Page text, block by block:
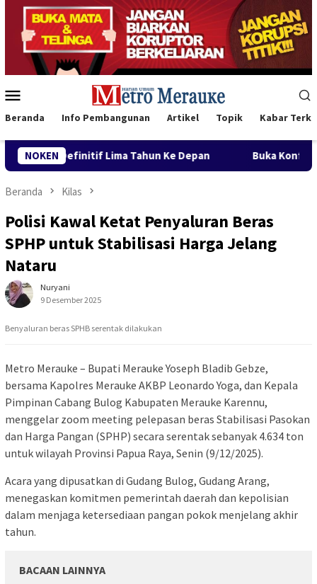
Loncat
konten
Mobile
Beranda Info Pembangunan Artikel Topik Kabar
NOKEN
Ke Depan Buka Konferwil I PWNU Papua
Beranda Kilas
Polisi Kawal Ketat Penyaluran Beras
SPHP untuk Stabilisasi Harga Jelang
Nataru
Nuryani
9 Desember 2025
Benyaluran beras SPHB serentak dilakukan
Metro Merauke – Bupati Merauke Yoseph Bladib Gebze,
bersama Kapolres Merauke AKBP Leonardo Yoga, dan Kepala
Pimpinan Cabang Bulog Kabupaten Merauke Karennu,
menggelar zoom meeting pelepasan beras Stabilisasi Pasokan
dan Harga Pangan (SPHP) secara serentak sebanyak 4.634 ton
untuk wilayah Provinsi Papua Raya, Senin (9/12/2025).
Acara yang dipusatkan di Gudang Bulog, Gudang Arang,
menegaskan komitmen pemerintah daerah dan kepolisian
dalam menjaga ketersediaan pangan pokok menjelang akhir
tahun.
BACAAN LAINNYA